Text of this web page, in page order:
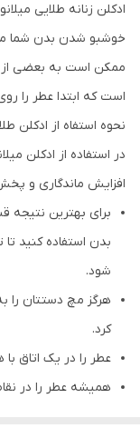
ادکلن زنانه طلایی
خوشبو شدن بدن شما
ممکن است به بعضی از
است که ابتدا عطر را
نحوه استفاه از ادکلن
در استفاده از ادکلن
افزایش ماندگاری و
برای بهترین نتیجه
بدن استفاده کنید
شود.
هرگز مچ دستتان را
کرد.
عطر را در یک اتاق
همیشه عطر را در